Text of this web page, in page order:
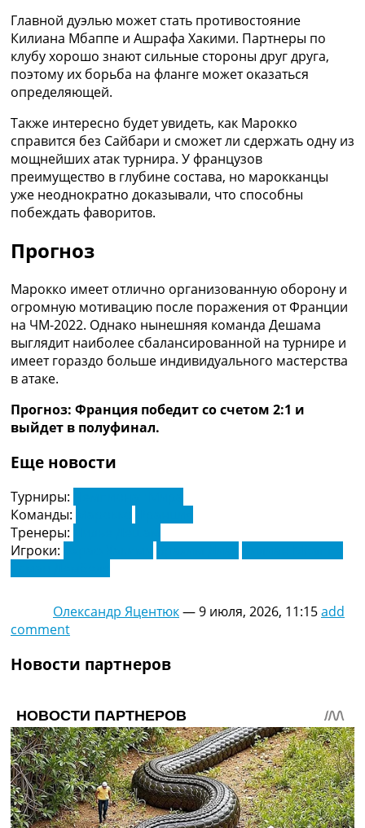
Рейтинг стран УЕФА
Рейтинг клубов УЕФА
Рейтинг ФИФА
ТВ программа
Главной дуэлью может стать противостояние
Килиана Мбаппе и Ашрафа Хакими. Партнеры по
клубу хорошо знают сильные стороны друг друга,
поэтому их борьба на фланге может оказаться
определяющей.
Также интересно будет увидеть, как Марокко
справится без Сайбари и сможет ли сдержать одну из
мощнейших атак турнира. У французов
преимущество в глубине состава, но марокканцы
уже неоднократно доказывали, что способны
побеждать фаворитов.
Прогноз
Марокко имеет отлично организованную оборону и
огромную мотивацию после поражения от Франции
на ЧМ-2022. Однако нынешняя команда Дешама
выглядит наиболее сбалансированной на турнире и
имеет гораздо больше индивидуального мастерства
в атаке.
Прогноз: Франция победит со счетом 2:1 и
выйдет в полуфинал.
Еще новости
Турниры:
Команды:
Тренеры:
Игроки:
Олександр Яцентюк—9 июля, 2026, 11:15add
comment
Новости партнеров